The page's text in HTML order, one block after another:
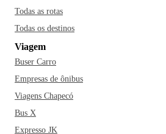
Todas as rotas
Todas os destinos
Viagem
Buser Carro
Empresas de ônibus
Viagens Chapecó
Bus X
Expresso JK